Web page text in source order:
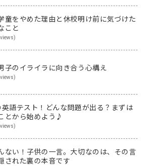
童をやめた理由と休校明け前に気づけた
こと
子のイライラに向き合う心構え
英語テスト！どんな問題が出る？まずは
とから始めよう♪
ない！子供の一言。大切なのは、その言
された裏の本音です